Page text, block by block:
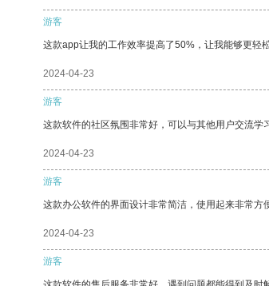
游客
这款app让我的工作效率提高了50%，让我能够更轻
2024-04-23
游客
这款软件的社区氛围非常好，可以与其他用户交流学
2024-04-23
游客
这款办公软件的界面设计非常简洁，使用起来非常方
2024-04-23
游客